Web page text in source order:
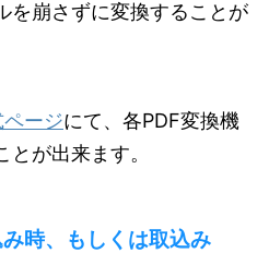
を崩さずに変換することが
ージにて、各PDF変換機
が出来ます。
時、もしくは取込み